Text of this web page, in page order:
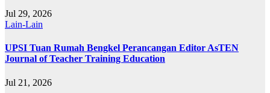
Jul 29, 2026
Lain-Lain
UPSI Tuan Rumah Bengkel Perancangan Editor AsTEN
Journal of Teacher Training Education
Jul 21, 2026